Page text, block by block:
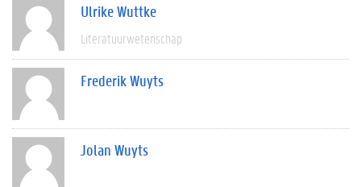
Ulrike Wuttke
Literatuurwetenschap
Frederik Wuyts
Jolan Wuyts